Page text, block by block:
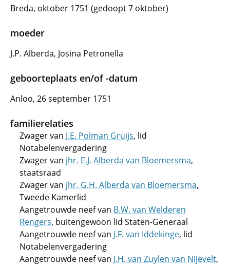
Breda, oktober 1751 (gedoopt 7 oktober)
moeder
J.P. Alberda, Josina Petronella
geboorteplaats en/of -datum
Anloo, 26 september 1751
familierelaties
Zwager van J.E. Polman Gruijs, lid
Notabelenvergadering
Zwager van jhr. E.J. Alberda van Bloemersma,
staatsraad
Zwager van jhr. G.H. Alberda van Bloemersma,
Tweede Kamerlid
Aangetrouwde neef van B.W. van Welderen
Rengers, buitengewoon lid Staten-Generaal
Aangetrouwde neef van J.F. van Iddekinge, lid
Notabelenvergadering
Aangetrouwde neef van J.H. van Zuylen van Nijevelt,